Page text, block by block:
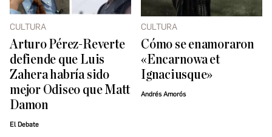
CULTURA
Arturo Pérez-Reverte
defiende que Luis
Zahera habría sido
mejor Odiseo que Matt
Damon
El Debate
CULTURA
Cómo se enamoraron
«Encarnowa et
Ignaciusque»
Andrés Amorós